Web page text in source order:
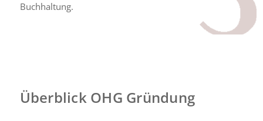
Buchhaltung.
Überblick OHG Gründung